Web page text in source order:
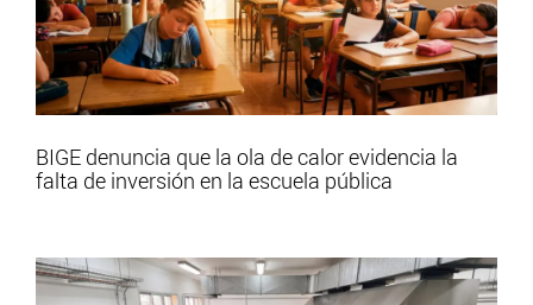
BIGE denuncia que la ola de calor evidencia la
falta de inversión en la escuela pública